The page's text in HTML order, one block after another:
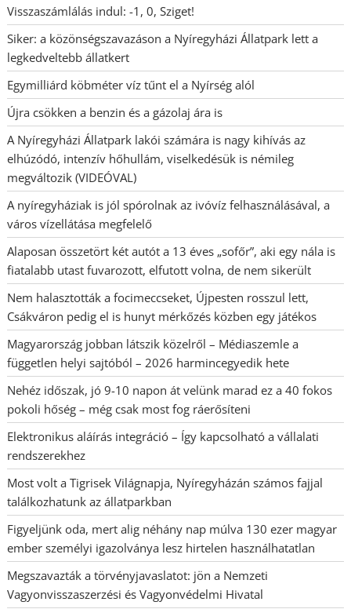
Visszaszámlálás indul: -1, 0, Sziget!
Siker: a közönségszavazáson a Nyíregyházi Állatpark lett a
legkedveltebb állatkert
Egymilliárd köbméter víz tűnt el a Nyírség alól
Újra csökken a benzin és a gázolaj ára is
A Nyíregyházi Állatpark lakói számára is nagy kihívás az
elhúzódó, intenzív hőhullám, viselkedésük is némileg
megváltozik (VIDEÓVAL)
A nyíregyháziak is jól spórolnak az ivóvíz felhasználásával, a
város vízellátása megfelelő
Alaposan összetört két autót a 13 éves „sofőr”, aki egy nála is
fiatalabb utast fuvarozott, elfutott volna, de nem sikerült
Nem halasztották a focimeccseket, Újpesten rosszul lett,
Csákváron pedig el is hunyt mérkőzés közben egy játékos
Magyarország jobban látszik közelről – Médiaszemle a
független helyi sajtóból – 2026 harmincegyedik hete
Nehéz időszak, jó 9-10 napon át velünk marad ez a 40 fokos
pokoli hőség – még csak most fog ráerősíteni
Elektronikus aláírás integráció – Így kapcsolható a vállalati
rendszerekhez
Most volt a Tigrisek Világnapja, Nyíregyházán számos fajjal
találkozhatunk az állatparkban
Figyeljünk oda, mert alig néhány nap múlva 130 ezer magyar
ember személyi igazolványa lesz hirtelen használhatatlan
Megszavazták a törvényjavaslatot: jön a Nemzeti
Vagyonvisszaszerzési és Vagyonvédelmi Hivatal